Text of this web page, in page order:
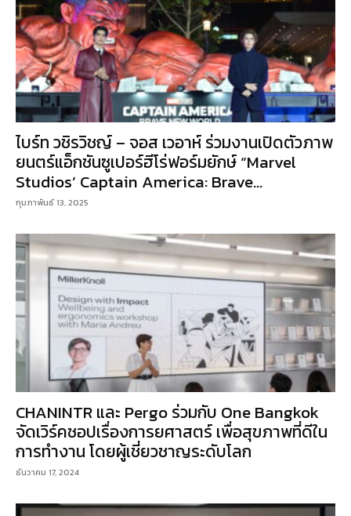
ไบร์ท วชิรวิชญ์ – จอส เวอาห์ ร่วมงานเปิดตัวภาพ
ยนตร์แอ็กชันซูเปอร์ฮีโร่ฟอร์มยักษ์ “Marvel
Studios’ Captain America: Brave...
กุมภาพันธ์ 13, 2025
CHANINTR และ Pergo ร่วมกับ One Bangkok
จัดเวิร์คชอปเรื่องการยศาสตร์ เพื่อสุขภาพที่ดีใน
การทำงาน โดยผู้เชี่ยวชาญระดับโลก
ธันวาคม 17, 2024